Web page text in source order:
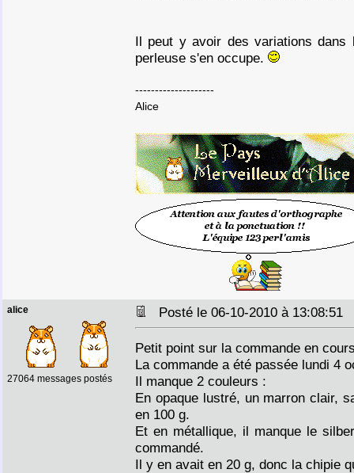
Il peut y avoir des variations dans
perleuse s'en occupe.
--------------------
Alice
alice
27064 messages postés
Posté le 06-10-2010 à 13:08:51
Petit point sur la commande en
La commande a été passée lundi 4
Il manque 2 couleurs :
En opaque lustré, un marron clair,
en 100 g.
Et en métallique, il manque le
commandé.
Il y en avait en 20 g, donc la chipie